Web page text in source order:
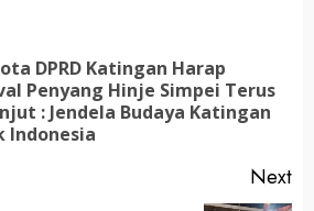
DPRD Katingan Harap
Penyang Hinje Simpei Terus
: Jendela Budaya Katingan
Indonesia
Next